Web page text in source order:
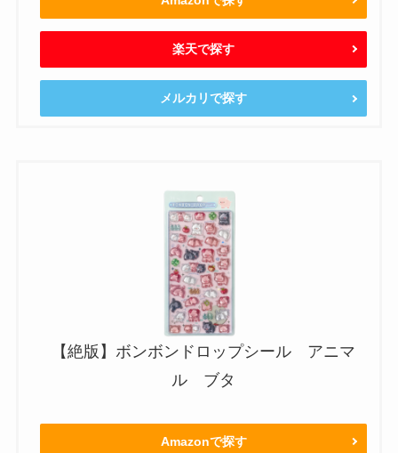
楽天で探す
メルカリで探す
【絶版】ボンボンドロップシール アニマ
ル ブタ
Amazonで探す